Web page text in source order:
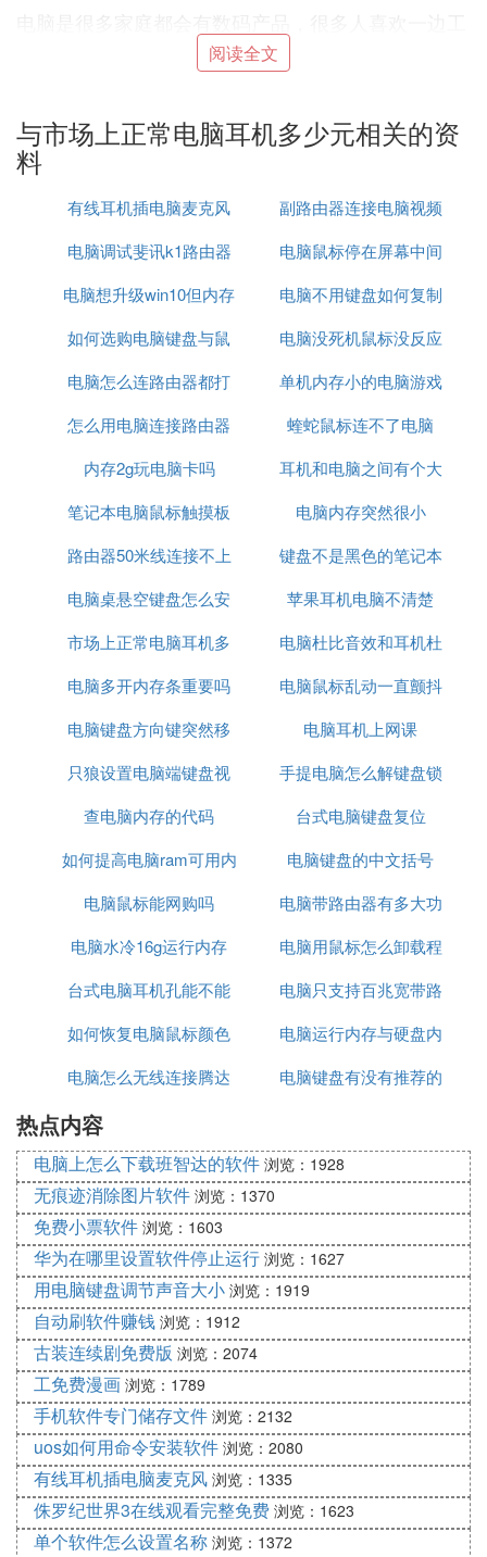
作一边听音乐，也有人喜欢玩游戏的音效，如果播放
的很大声，就会扰民，电脑耳机就能够让我们独自享
人早御败都不知道如何选择。今天我们就来看看电脑
耳机买什么牌子以及电脑耳机选购推荐。
电脑耳拆世机买什么牌子
1、森海塞尔耳机
森海塞尔1945年创立，是世界公认领陆颤先的专业话
筒和耳机制造商。也是业界公认的无线电、红外声传
输技术、听诊式耳机、航空通话耳机、多媒体传播、
2、声籁耳机
声籁(Salar)是硕美科旗下品牌，始创于2002年，以精
过ISO9001国际质量认证体系，CE(欧洲认证体系)、
GS(德国认证体系)和FCC(国际安全认证)等。
3、索尼耳机
索尼公司是世界上民用及专业视听产品、游戏产品、
音乐、影视、电脑娱乐以及在线业务方面的成就也使
其成为全球领先的电子和娱乐公司。
铁三角建立于1962年，一直致力于音响器材的设计、
制造、行销及发行上。已开发出高性能的话筒、耳
机、无线系统、甚至乎搅拌器以及电子产品供家庭和
专业人士使用。
SENNHEISER/森海塞尔HD201HD201头戴式重低音
电脑监听耳机127元
式全包耳式86元
Sony/索尼MDR-ZX110AP头戴式耳机手机通话耳机
折叠电脑耳机耳麦129元
AudioTechnica/铁三角ATH-S100低音游戏HIFI手机电
以上小编介绍的电脑耳机品牌都是非常不错的牌子，
是业余音乐爱好者的最佳选择，在音乐、游戏、影视
喜。通过小编介绍的电脑耳机买什么牌子以及电脑耳
机选购推荐的内容，大家对于电脑耳机选择都有一定
的认识了。
Ⅳ 电脑上用的耳机一个大概多少钱
一般情况下10-20块就可以了，没必要买太好的。
Ⅳ 好的电脑耳机一般要多少钱
耳机这东西就像键盘 鼠标一样~用的舒服就行~没有什
么越贵越好的说法~
(带的舒服~音质不差就行~一般20~30就能搞到~楼主
多去兜几家店绝对能找到好的)
阅读全文
与市场上正常电脑耳机多少元相关的资
料
有线耳机插电脑麦克风
副路由器连接电脑视频
电脑调试斐讯k1路由器
电脑鼠标停在屏幕中间
怎么解决
电脑想升级win10但内存
不够
电脑不用键盘如何复制
如何选购电脑键盘与鼠
标
电脑没死机鼠标没反应
电脑怎么连路由器都打
不开
单机内存小的电脑游戏
枪战游戏
怎么用电脑连接路由器
蝰蛇鼠标连不了电脑
内存2g玩电脑卡吗
耳机和电脑之间有个大
方块
笔记本电脑鼠标触摸板
怎么开发
电脑内存突然很小
路由器50米线连接不上
电脑
键盘不是黑色的笔记本
电脑
电脑桌悬空键盘怎么安
装
苹果耳机电脑不清楚
市场上正常电脑耳机多
少元
电脑杜比音效和耳机杜
比音效
电脑多开内存条重要吗
电脑鼠标乱动一直颤抖
点开文件
电脑键盘方向键突然移
动速度慢了
电脑耳机上网课
只狼设置电脑端键盘视
角
手提电脑怎么解键盘锁
查电脑内存的代码
台式电脑键盘复位
如何提高电脑ram可用内
存
电脑键盘的中文括号
电脑鼠标能网购吗
电脑带路由器有多大功
率
电脑水冷16g运行内存
电脑用鼠标怎么卸载程
序
台式电脑耳机孔能不能
插音响
电脑只支持百兆宽带路
由器千兆
如何恢复电脑鼠标颜色
电脑运行内存与硬盘内
存
电脑怎么无线连接腾达
电脑键盘有没有推荐的
热点内容
电脑上怎么下载班智达的软件 浏览：1928
无痕迹消除图片软件 浏览：1370
免费小票软件 浏览：1603
华为在哪里设置软件停止运行 浏览：1627
用电脑键盘调节声音大小 浏览：1919
自动刷软件赚钱 浏览：1912
古装连续剧免费版 浏览：2074
工免费漫画 浏览：1789
手机软件专门储存文件 浏览：2132
uos如何用命令安装软件 浏览：2080
有线耳机插电脑麦克风 浏览：1335
侏罗纪世界3在线观看完整免费 浏览：1623
单个软件怎么设置名称 浏览：1372